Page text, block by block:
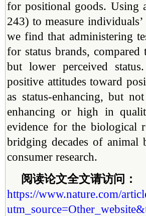
for positional goods. Using
243) to measure
we find that administering
for status brands,
but lower perceived status.
positive attitudes toward
as status-enhancing, but
enhancing or high in
evidence for the biological
bridging decades of animal
consumer research.
阅读论文全文请访问：
https://www.nature.com/